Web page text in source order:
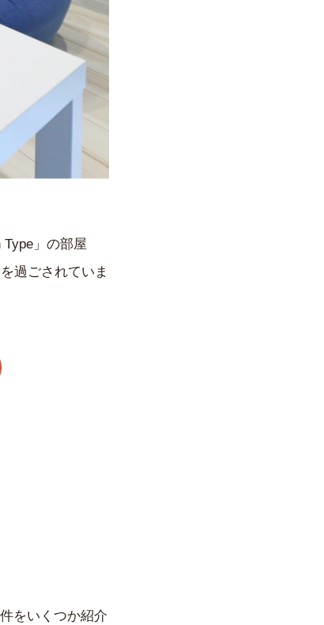
」の部屋
過ごされていま
をいくつか紹介